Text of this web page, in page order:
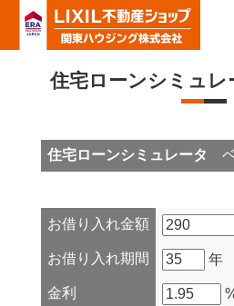
貸・アパ
住宅ローンシミュレ
住宅ローンシミュレータ ベ
お借り入れ金額
お借り入れ期間 年
金利